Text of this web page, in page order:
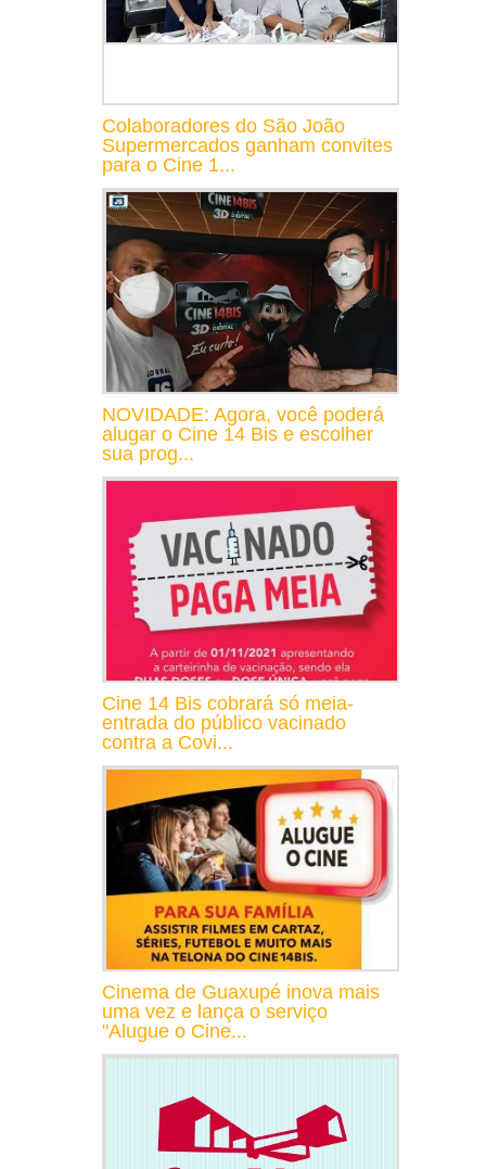
Colaboradores do São João
Supermercados ganham convites
para o Cine 1...
NOVIDADE: Agora, você poderá
alugar o Cine 14 Bis e escolher
sua prog...
Cine 14 Bis cobrará só meia-
entrada do público vacinado
contra a Covi...
Cinema de Guaxupé inova mais
uma vez e lança o serviço
"Alugue o Cine...